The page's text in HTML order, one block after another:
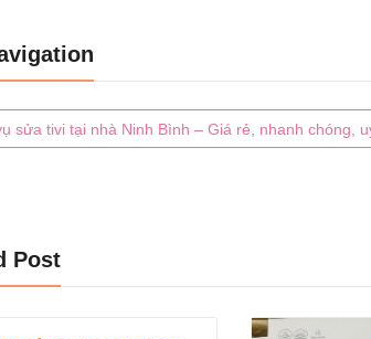
sửa tivi tại nhà Ninh Bình – Giá rẻ, nhanh chóng,
Post